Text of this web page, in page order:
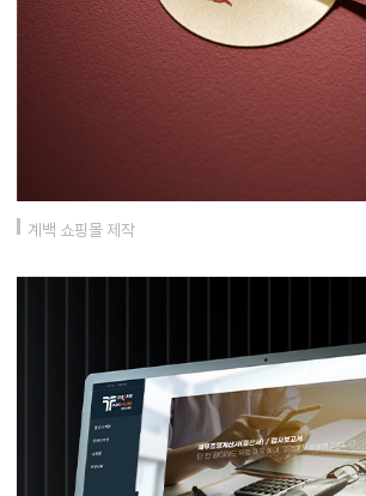
계백 쇼핑몰 제작